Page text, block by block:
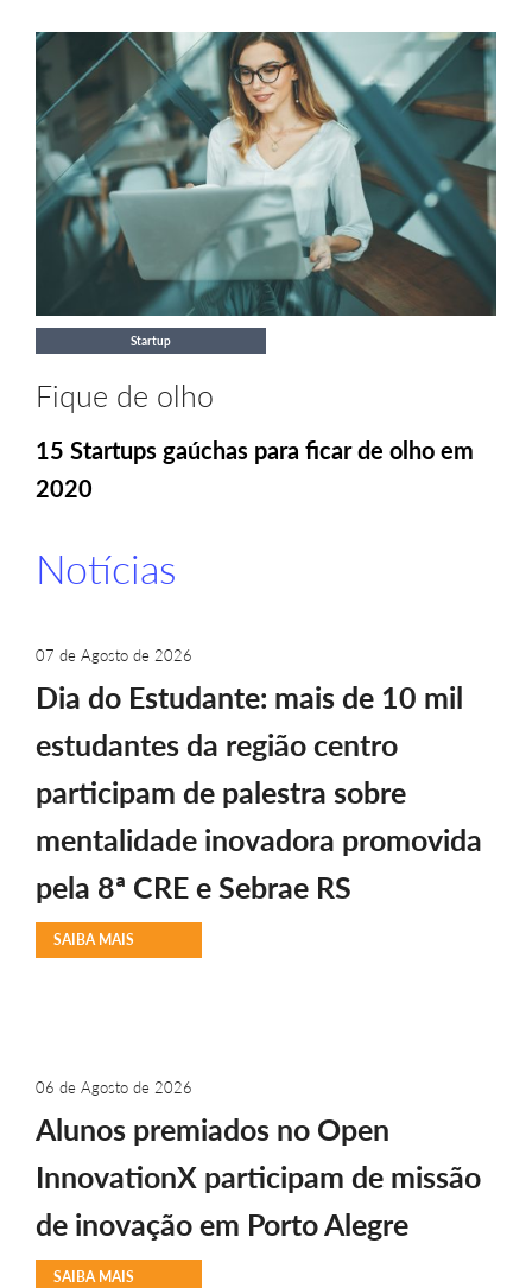
Startup
Fique de olho
15 Startups gaúchas para ficar de olho em
2020
Notícias
07 de Agosto de 2026
Dia do Estudante: mais de 10 mil
estudantes da região centro
participam de palestra sobre
mentalidade inovadora promovida
pela 8ª CRE e Sebrae RS
SAIBA MAIS
06 de Agosto de 2026
Alunos premiados no Open
InnovationX participam de missão
de inovação em Porto Alegre
SAIBA MAIS